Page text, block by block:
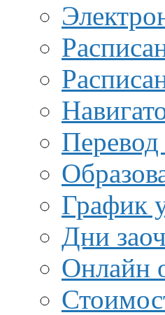
График
Дни
Онлайн